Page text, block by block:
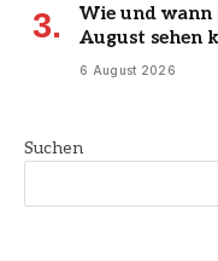
Wie und wann
August sehen
6 August 2026
Suchen